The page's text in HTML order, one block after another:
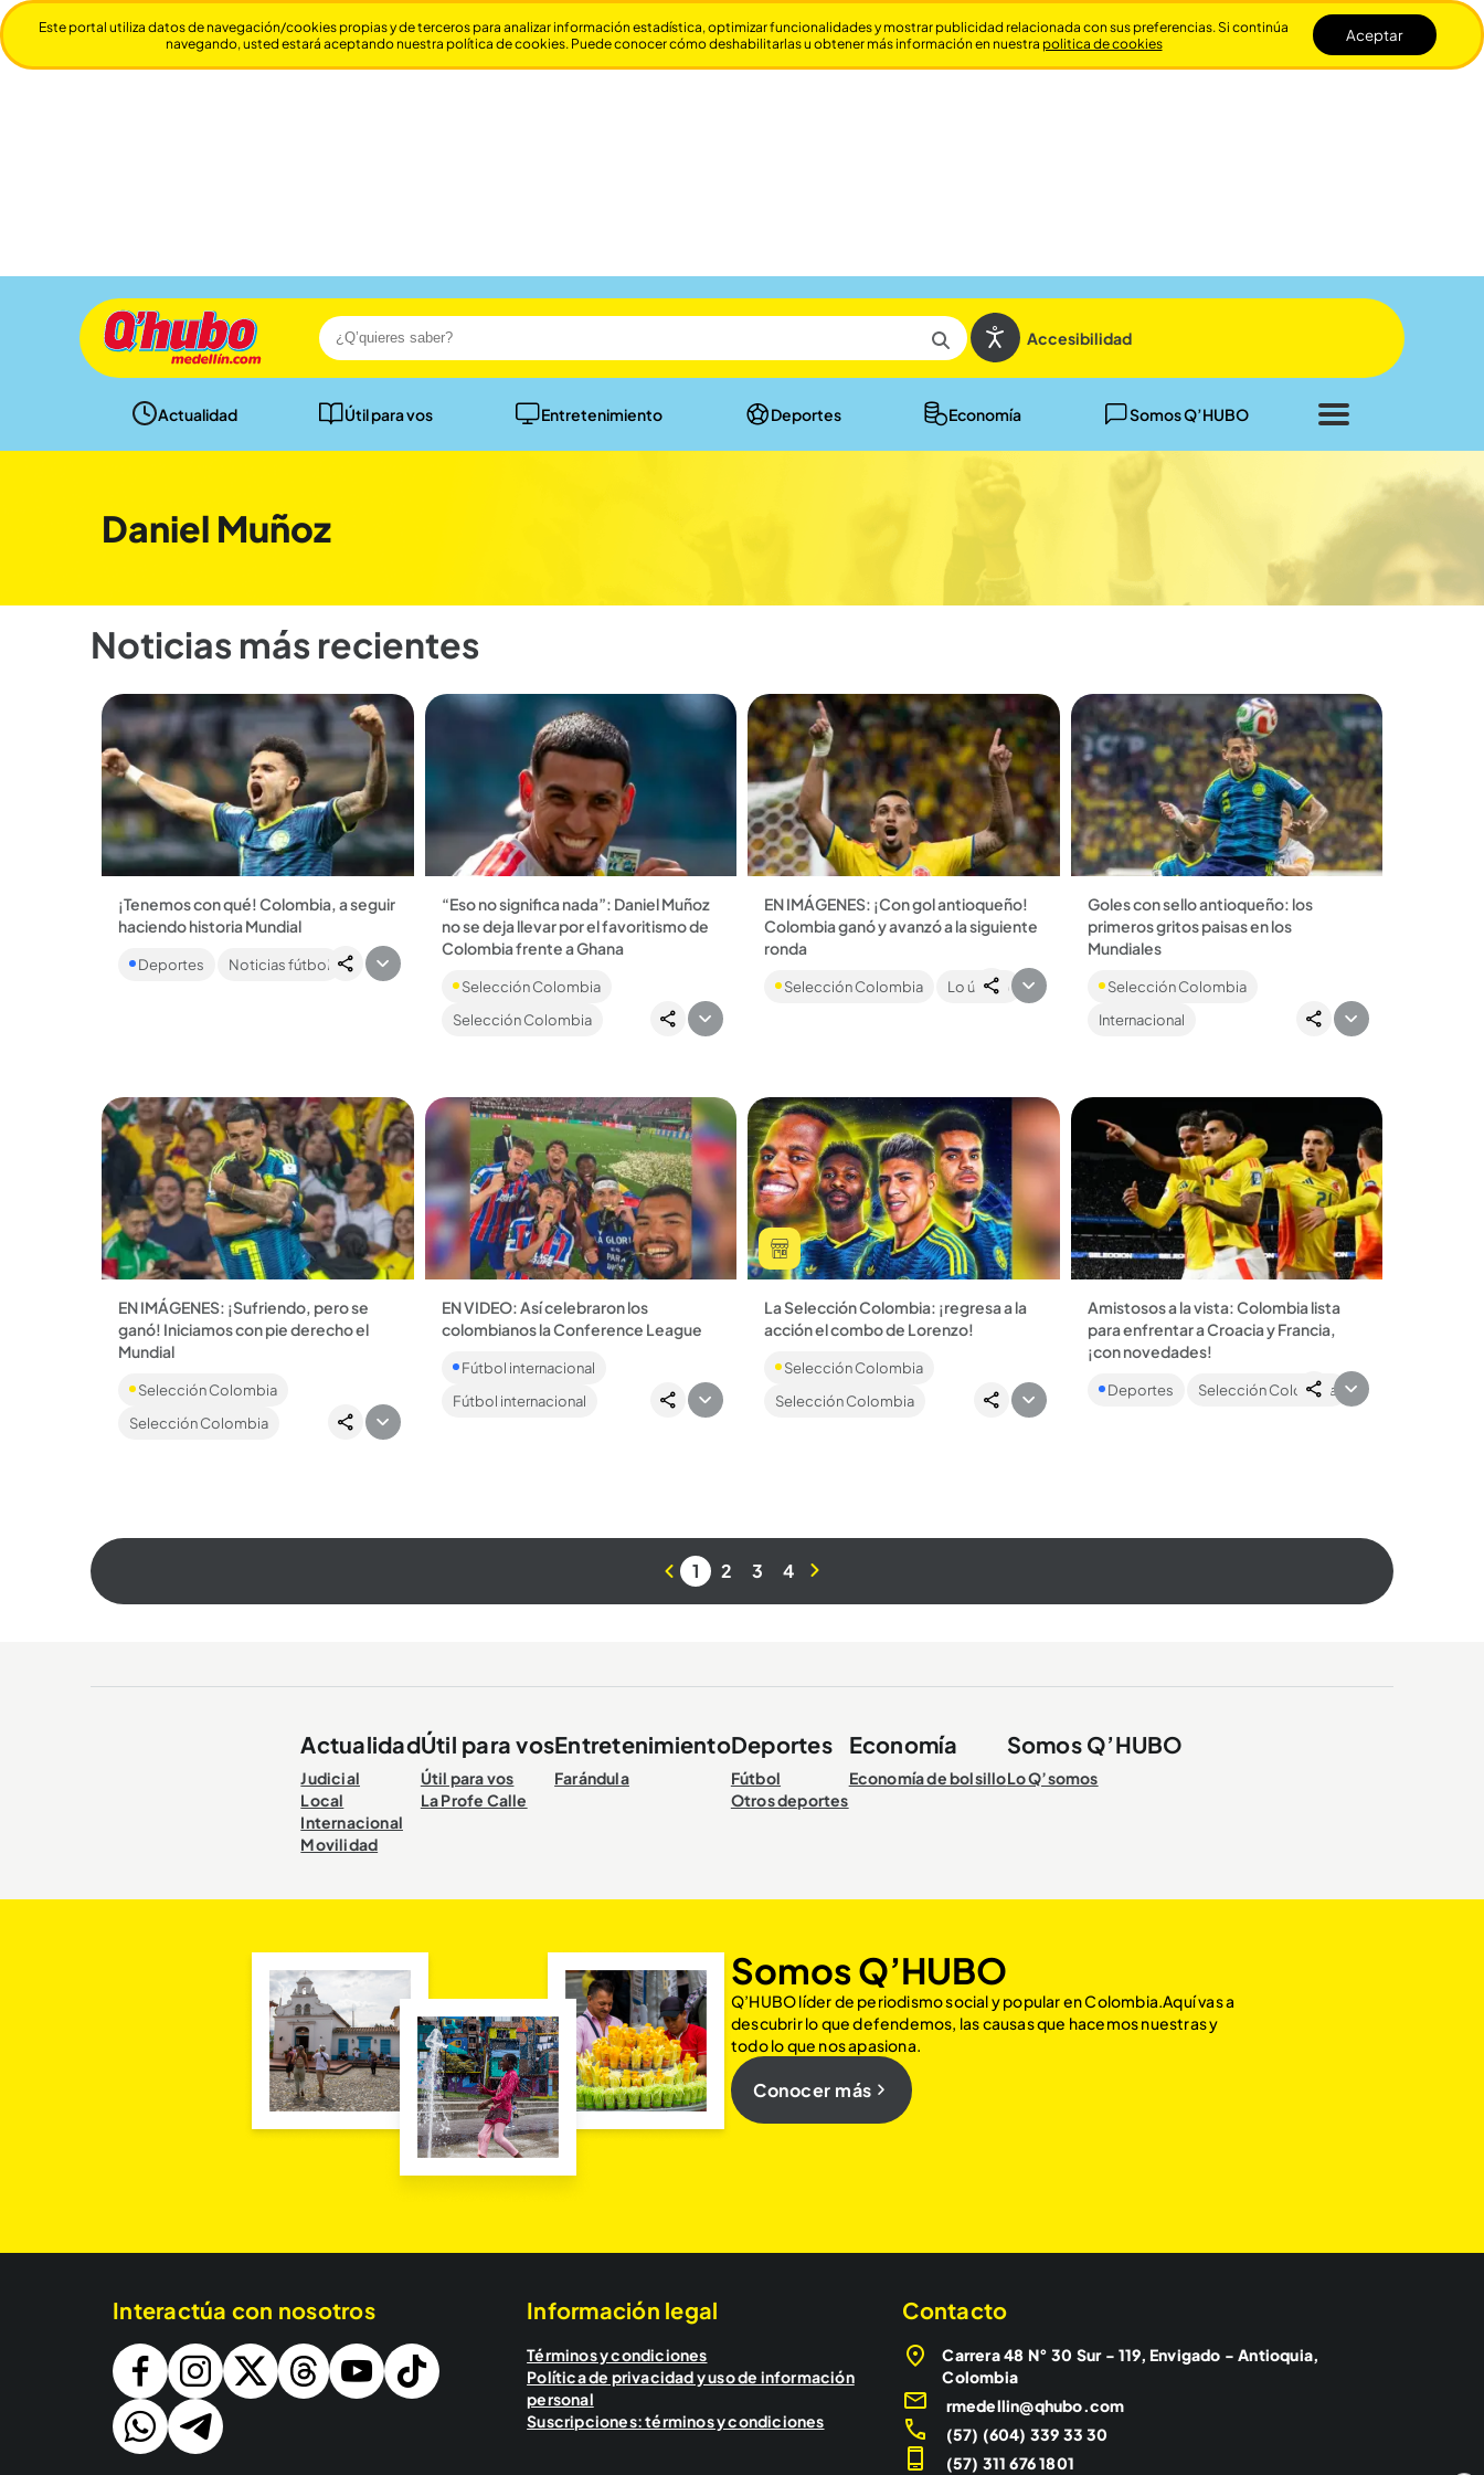
Accesibilidad
Actualidad Útil para vos Entretenimiento Deportes Economía Somos Q’HUBO
Cerrar
Daniel Muñoz
Noticias más recientes
¡Tenemos con qué! Colombia, a seguir
haciendo historia Mundial
La Selección Colombia buscará este
martes, 7 de julio (3:00 p.m.) ante Suiza
continuar el buen camino que trae en
Deportes Noticias fútbol
“Eso no significa nada”: Daniel Muñoz
no se deja llevar por el favoritismo de
Colombia frente a Ghana
Selección Colombia
Selección Colombia
EN IMÁGENES: ¡Con gol antioqueño!
Colombia ganó y avanzó a la siguiente
ronda
La Selección Colombia venció 1-0 a
República Democrática del Congo y
Selección Colombia Lo último
Goles con sello antioqueño: los
primeros gritos paisas en los
Mundiales
un Mundial en el debut victorioso ante
convirtió en...
Selección Colombia
Internacional
EN IMÁGENES: ¡Sufriendo, pero se
ganó! Iniciamos con pie derecho el
Mundial
Uzbekistán y es líder parcial del Grupo
K de la cita orbital....
Selección Colombia
Selección Colombia
EN VIDEO: Así celebraron los
colombianos la Conference League
convirtieron en los primeros
colombianos en ganar este título. A la
concentración de la...
Fútbol internacional
Fútbol internacional
La Selección Colombia: ¡regresa a la
acción el combo de Lorenzo!
Croacia en un partido amistoso....
Selección Colombia
Selección Colombia
Amistosos a la vista: Colombia lista
para enfrentar a Croacia y Francia,
¡con novedades!
Entre los elegidos, solo hay un jugador
de la Liga colombiana. Repase quiénes
Deportes Selección Colombia
1 2 3 4
Actualidad
Judicial
Local
Internacional
Movilidad
Útil para vos
Útil para vos
La Profe Calle
Entretenimiento
Farándula
Deportes
Fútbol
Otros deportes
Economía
Economía de bolsillo
Somos Q’HUBO
Lo Q’somos
Somos Q’HUBO
Q’HUBO líder de periodismo social y popular en Colombia.Aquí vas a
descubrir lo que defendemos, las causas que hacemos nuestras y
todo lo que nos apasiona.
Conocer más
Interactúa con nosotros Información legal
Términos y condiciones
Política de privacidad y uso de información
personal
Suscripciones: términos y condiciones
Contacto
Carrera 48 N° 30 Sur - 119, Envigado - Antioquia,
Colombia
rmedellin@qhubo.com
(57) (604) 339 33 30
(57) 311 676 1801
Este portal utiliza datos de navegación/cookies propias y de terceros para analizar información estadística, optimizar funcionalidades y mostrar publicidad relacionada con sus preferencias. Si continúa
navegando, usted estará aceptando nuestra política de cookies. Puede conocer cómo deshabilitarlas u obtener más información en nuestra politica de cookies Aceptar